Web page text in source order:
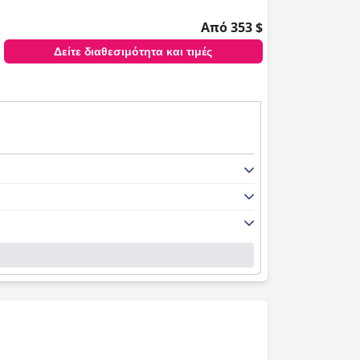
Η ευκολία να βρίσκεσαι
γκολφ. Επιπλέον, το ξενοδοχείο χρησιμεύει
σε μια ξεκούραστη διαμονή. Παρόλο
την εμπειρία για τους ιδιοκτήτες
των Highlands.
Από 353 $
Δείτε διαθεσιμότητα και τιμές